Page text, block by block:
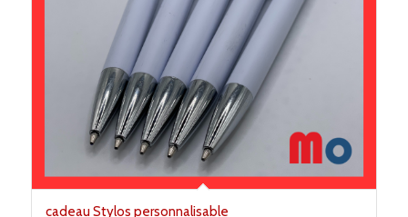
cadeau Stylos personnalisable